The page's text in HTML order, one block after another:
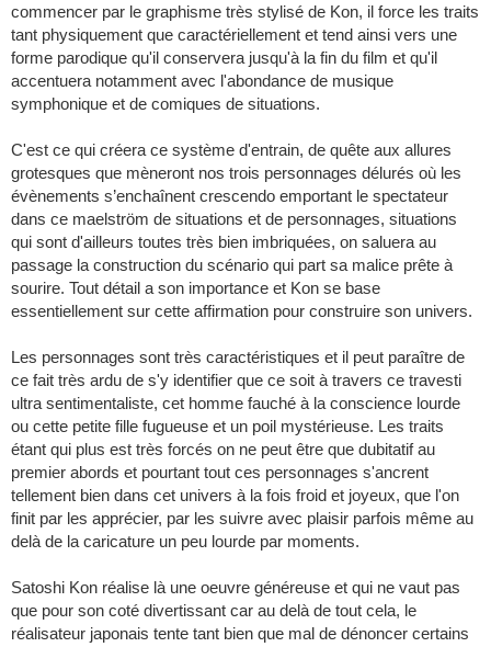
commencer par le graphisme très stylisé de Kon, il force les traits
tant physiquement que caractériellement et tend ainsi vers une
forme parodique qu'il conservera jusqu'à la fin du film et qu'il
accentuera notamment avec l'abondance de musique
symphonique et de comiques de situations.
C'est ce qui créera ce système d'entrain, de quête aux allures
grotesques que mèneront nos trois personnages délurés où les
évènements s’enchaînent crescendo emportant le spectateur
dans ce maelström de situations et de personnages, situations
qui sont d'ailleurs toutes très bien imbriquées, on saluera au
passage la construction du scénario qui part sa malice prête à
sourire. Tout détail a son importance et Kon se base
essentiellement sur cette affirmation pour construire son univers.
Les personnages sont très caractéristiques et il peut paraître de
ce fait très ardu de s'y identifier que ce soit à travers ce travesti
ultra sentimentaliste, cet homme fauché à la conscience lourde
ou cette petite fille fugueuse et un poil mystérieuse. Les traits
étant qui plus est très forcés on ne peut être que dubitatif au
premier abords et pourtant tout ces personnages s'ancrent
tellement bien dans cet univers à la fois froid et joyeux, que l'on
finit par les apprécier, par les suivre avec plaisir parfois même au
delà de la caricature un peu lourde par moments.
Satoshi Kon réalise là une oeuvre généreuse et qui ne vaut pas
que pour son coté divertissant car au delà de tout cela, le
réalisateur japonais tente tant bien que mal de dénoncer certains